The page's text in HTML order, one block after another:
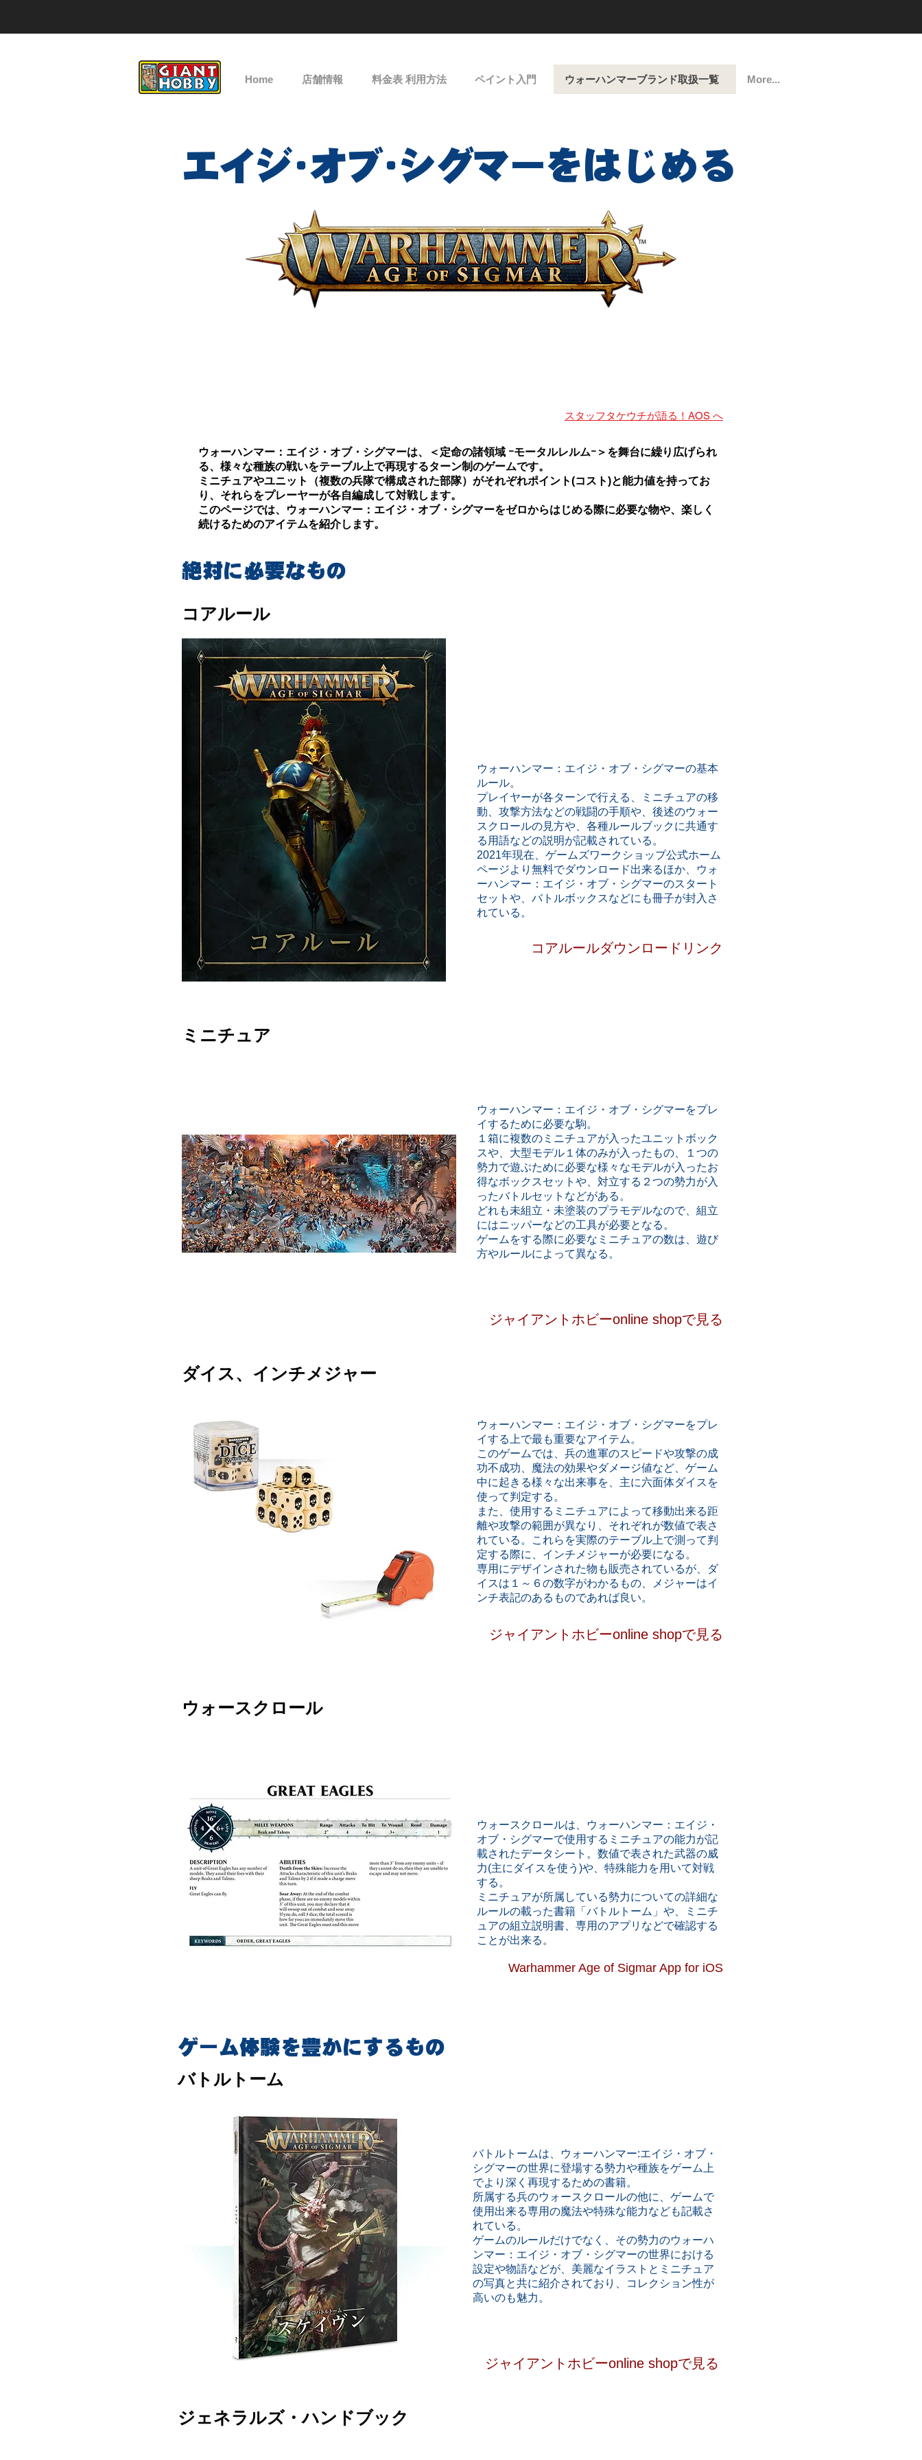
Home 店舗情報 料金表 利用方法 ペイント入門 ウォーハンマーブランド取扱一覧 More...
エイジ･オブ･シグマーをはじめる
スタッフタケウチが語る！AOS へ
ウォーハンマー：エイジ・オブ・シグマーは、＜定命の諸領域 ｰモータルレルムｰ＞を舞台に繰り広げられ
る、様々な種族の戦いをテーブル上で再現するターン制のゲームです。
ミニチュアやユニット（複数の兵隊で構成された部隊）がそれぞれポイント(コスト)と能力値を持ってお
り、それらをプレーヤーが各自編成して対戦します。
このページでは、ウォーハンマー：エイジ・オブ・シグマーをゼロからはじめる際に必要な物や、楽しく
続けるためのアイテムを紹介します。
絶対に必要なもの
コアルール
ウォーハンマー：エイジ・オブ・シグマーの基本
ルール。
プレイヤーが各ターンで行える、ミニチュアの移
動、攻撃方法などの戦闘の手順や、後述のウォー
スクロールの見方や、各種ルールブックに共通す
る用語などの説明が記載されている。
2021年現在、ゲームズワークショップ公式ホーム
ページより無料でダウンロード出来るほか、ウォ
ーハンマー：エイジ・オブ・シグマーのスタート
セットや、バトルボックスなどにも冊子が封入さ
れている。
コアルールダウンロードリンク
ミニチュア
ウォーハンマー：エイジ・オブ・シグマーをプレ
イするために必要な駒。
１箱に複数のミニチュアが入ったユニットボック
スや、大型モデル１体のみが入ったもの、１つの
勢力で遊ぶために必要な様々なモデルが入ったお
得なボックスセットや、対立する２つの勢力が入
ったバトルセットなどがある。
どれも未組立・未塗装のプラモデルなので、組立
にはニッパーなどの工具が必要となる。
ゲームをする際に必要なミニチュアの数は、遊び
方やルールによって異なる。
ジャイアントホビーonline shopで見る
ダイス、インチメジャー
ウォーハンマー：エイジ・オブ・シグマーをプレ
イする上で最も重要なアイテム。
このゲームでは、兵の進軍のスピードや攻撃の成
功不成功、魔法の効果やダメージ値など、ゲーム
中に起きる様々な出来事を、主に六面体ダイスを
使って判定する。
また、使用するミニチュアによって移動出来る距
離や攻撃の範囲が異なり、それぞれが数値で表さ
れている。これらを実際のテーブル上で測って判
定する際に、インチメジャーが必要になる。
専用にデザインされた物も販売されているが、ダ
イスは１～６の数字がわかるもの、メジャーはイ
ンチ表記のあるものであれば良い。
ジャイアントホビーonline shopで見る
ウォースクロール
ウォースクロールは、ウォーハンマー：エイジ・
オブ・シグマーで使用するミニチュアの能力が記
載されたデータシート。数値で表された武器の威
力(主にダイスを使う)や、特殊能力を用いて対戦
する。
ミニチュアが所属している勢力についての詳細な
ルールの載った書籍「バトルトーム」や、ミニチ
ュアの組立説明書、専用のアプリなどで確認する
ことが出来る。
Warhammer Age of Sigmar App for iOS
ゲーム体験を豊かにするもの
バトルトーム
バトルトームは、ウォーハンマー:エイジ・オブ・
シグマーの世界に登場する勢力や種族をゲーム上
でより深く再現するための書籍。
所属する兵のウォースクロールの他に、ゲームで
使用出来る専用の魔法や特殊な能力なども記載さ
れている。
ゲームのルールだけでなく、その勢力のウォーハ
ンマー：エイジ・オブ・シグマーの世界における
設定や物語などが、美麗なイラストとミニチュア
の写真と共に紹介されており、コレクション性が
高いのも魅力。
ジャイアントホビーonline shopで見る
ジェネラルズ・ハンドブック